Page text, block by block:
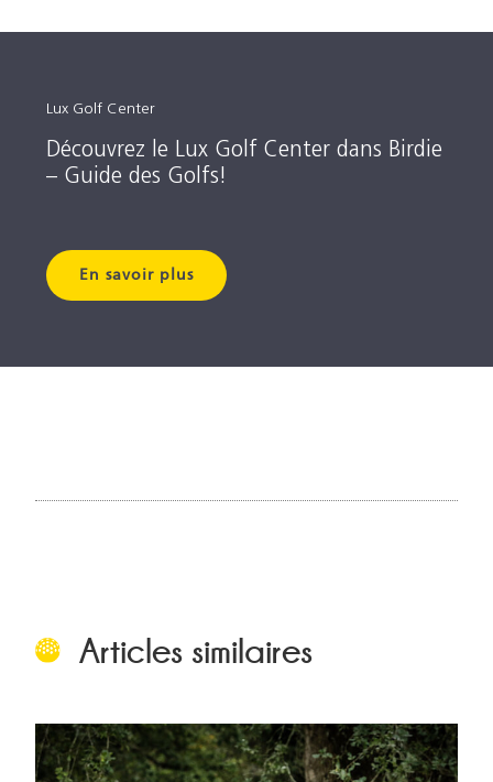
Lux Golf Center
Découvrez le Lux Golf Center dans Birdie
– Guide des Golfs!
En savoir plus
Articles similaires